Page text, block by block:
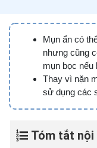
Mụn ẩn có
nhưng cũng
mụn bọc nếu
Thay vì nặn
sử dụng các
Tóm tắt nội